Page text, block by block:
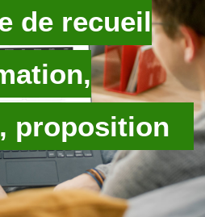
de recueil
proposition​